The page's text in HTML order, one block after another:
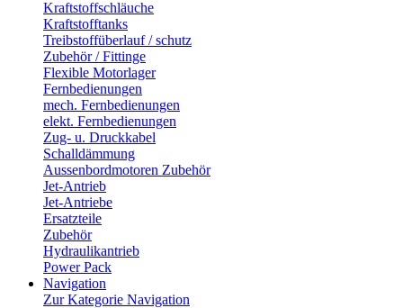
Kraftstoffschläuche
Kraftstofftanks
Treibstoffüberlauf / schutz
Zubehör / Fittinge
Flexible Motorlager
Fernbedienungen
mech. Fernbedienungen
elekt. Fernbedienungen
Zug- u. Druckkabel
Schalldämmung
Aussenbordmotoren Zubehör
Jet-Antrieb
Jet-Antriebe
Ersatzteile
Zubehör
Hydraulikantrieb
Power Pack
Navigation
Zur Kategorie Navigation